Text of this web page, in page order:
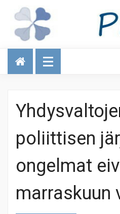
Talous
poliittisen
ongelmat
marraskuun